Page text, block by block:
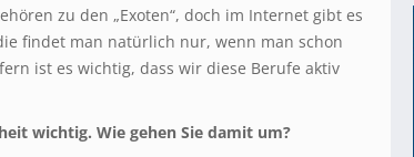
zu den „Exoten“, doch im Internet gibt es
findet man natürlich nur, wenn man schon
ist es wichtig, dass wir diese Berufe aktiv
wichtig. Wie gehen Sie damit um?